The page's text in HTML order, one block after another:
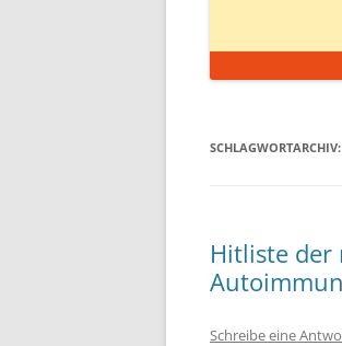
SCHLAGWORTARCHIV:
Hitliste der
Schreibe eine